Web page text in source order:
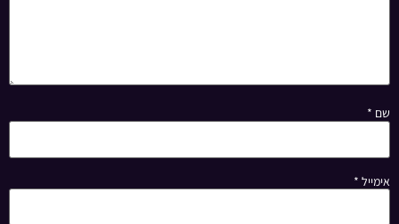
שם *
אימייל *